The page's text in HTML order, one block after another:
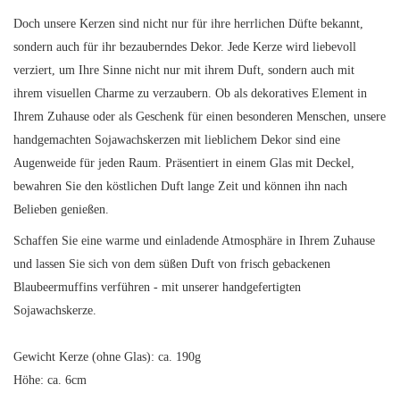
Doch unsere Kerzen sind nicht nur für ihre herrlichen Düfte bekannt,
sondern auch für ihr bezauberndes Dekor. Jede Kerze wird liebevoll
verziert, um Ihre Sinne nicht nur mit ihrem Duft, sondern auch mit
ihrem visuellen Charme zu verzaubern. Ob als dekoratives Element in
Ihrem Zuhause oder als Geschenk für einen besonderen Menschen, unsere
handgemachten Sojawachskerzen mit lieblichem Dekor sind eine
Augenweide für jeden Raum. Präsentiert in einem Glas mit Deckel,
bewahren Sie den köstlichen Duft lange Zeit und können ihn nach
Belieben genießen.
Schaffen Sie eine warme und einladende Atmosphäre in Ihrem Zuhause
und lassen Sie sich von dem süßen Duft von frisch gebackenen
Blaubeermuffins verführen - mit unserer handgefertigten
Sojawachskerze.
Gewicht Kerze (ohne Glas): ca. 190g
Höhe: ca. 6cm